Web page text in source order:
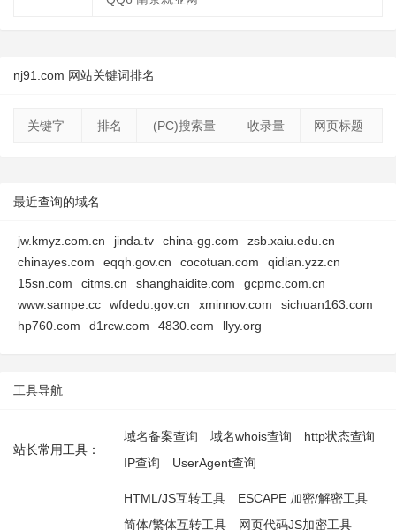
nj91.com 网站关键词排名
关键字 排名 (PC)搜索量 收录量 网页标题
最近查询的域名
jw.kmyz.com.cn jinda.tv china-gg.com
zsb.xaiu.edu.cn
chinayes.com
eqqh.gov.cn cocotuan.com
qidian.yzz.cn
15sn.com
citms.cn shanghaidite.com
gcpmc.com.cn
www.sampe.cc
wfdedu.gov.cn xminnov.com
sichuan163.com
hp760.com
d1rcw.com 4830.com llyy.org
工具导航
站长常用工具：
域名备案查询 域名whois查询
http状态查询
IP查询
UserAgent查询
HTML/JS互转工具
ESCAPE 加密/解密工具
简体/繁体互转工具
网页代码JS加密工具